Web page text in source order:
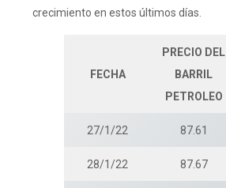
crecimiento en estos últimos días.
FECHA
PRECIO DEL
BARRIL
PETROLEO
27/1/22 87.61
28/1/22 87.67